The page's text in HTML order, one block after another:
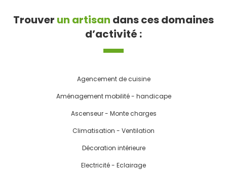
Trouver un artisan dans ces domaines
d’activité :
Agencement de cuisine
Aménagement mobilité - handicape
Ascenseur - Monte charges
Climatisation - Ventilation
Décoration intérieure
Electricité - Eclairage